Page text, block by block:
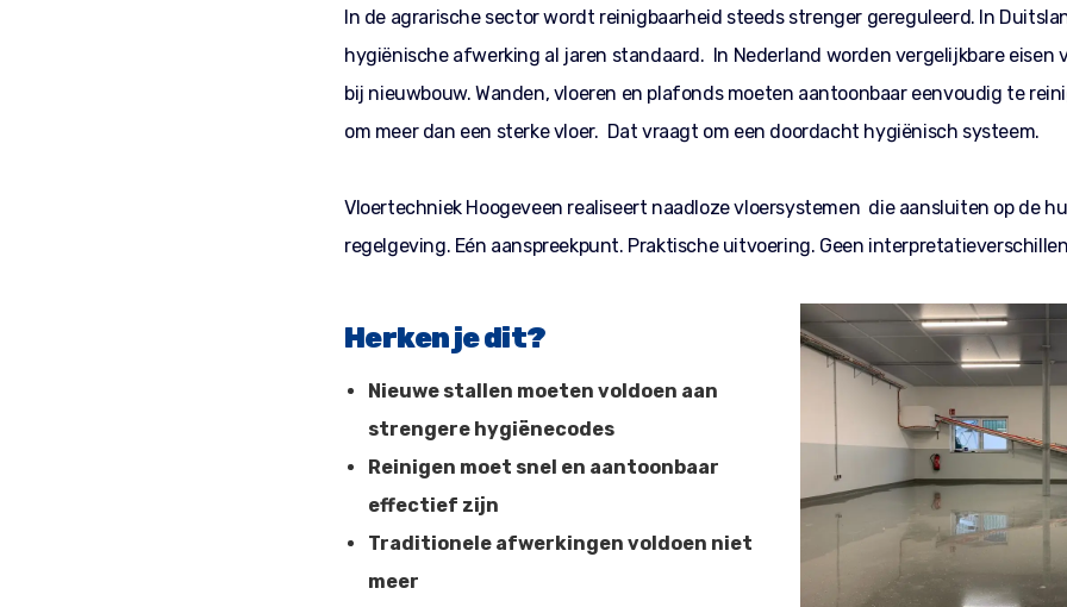
In de agrarische sector wordt reinigbaarheid steeds strenger gereguleerd. In
hygiënische afwerking al jaren standaard. In Nederland worden vergelijkbare eisen
bij nieuwbouw. Wanden, vloeren en plafonds moeten aantoonbaar eenvoudig te
om meer dan een sterke vloer. Dat vraagt om een doordacht hygiënisch systeem.
Vloertechniek Hoogeveen realiseert naadloze vloersystemen die aansluiten op de
regelgeving. Eén aanspreekpunt. Praktische uitvoering. Geen
Herken je dit?
Nieuwe stallen moeten voldoen aan
strengere hygiënecodes
Reinigen moet snel en aantoonbaar
effectief zijn
Traditionele afwerkingen voldoen niet
meer